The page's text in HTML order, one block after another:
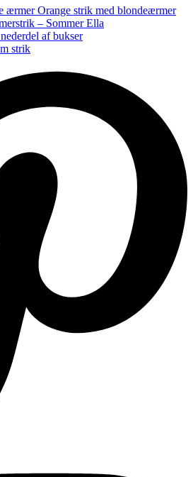
Orange strik med blondeærmer
– Sommer Ella
af bukser
strik